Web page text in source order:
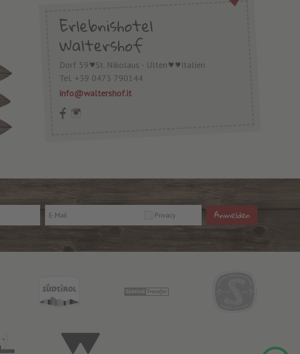
Erlebnishotel
Waltershof
Dorf 59 St. Nikolaus - Ulten
Italien
Tel. +39 0473 790144
info@waltershof.it
Anmelden
Privacy